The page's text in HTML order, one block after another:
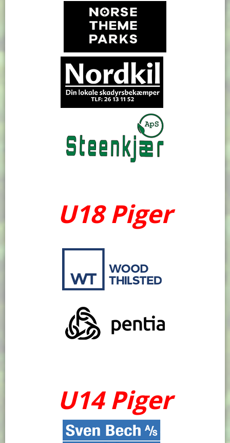
U18 Piger
U14 Piger